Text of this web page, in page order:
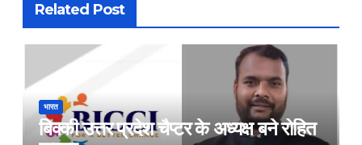
Related Post
भारत
बिक्की उत्तर प्रदेश चैप्टर के अध्यक्ष बने रोहित